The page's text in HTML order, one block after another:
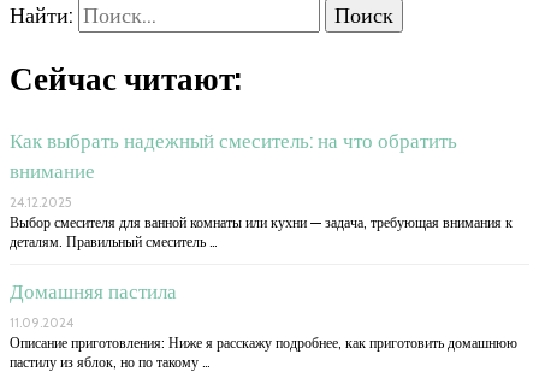
Найти:
Сейчас читают:
Как выбрать надежный смеситель: на что обратить
внимание
24.12.2025
Выбор смесителя для ванной комнаты или кухни — задача, требующая внимания к
деталям. Правильный смеситель …
Домашняя пастила
11.09.2024
Описание приготовления: Ниже я расскажу подробнее, как приготовить домашнюю
пастилу из яблок, но по такому …